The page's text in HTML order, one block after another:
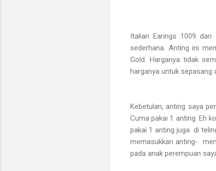
Italian Earings 1009
sederhana. Anting ini
Gold. Harganya tidak
harganya untuk sepasang
Kebetulan, anting saya
Cuma pakai 1 anting. Eh
pakai 1 anting juga di
memasukkan anting-
pada anak perempuan